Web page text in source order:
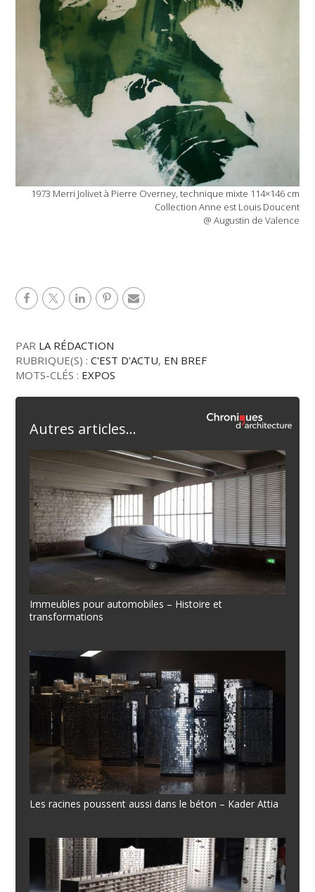
1973 Merri Jolivet à Pierre Overney, technique mixte 114×146 cm
Collection Anne est Louis Doucent
@ Augustin de Valence
PAR LA RÉDACTION
RUBRIQUE(S) :C'EST D'ACTU, EN BREF
MOTS-CLÉS : EXPOS
Autres articles...
Immeubles pour automobiles – Histoire et
transformations
Les racines poussent aussi dans le béton – Kader Attia